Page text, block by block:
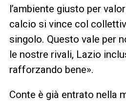
l’ambiente giusto per
calcio si vince col
singolo. Questo vale per
le nostre rivali, Lazio
rafforzando bene».
Conte è già entrato nella